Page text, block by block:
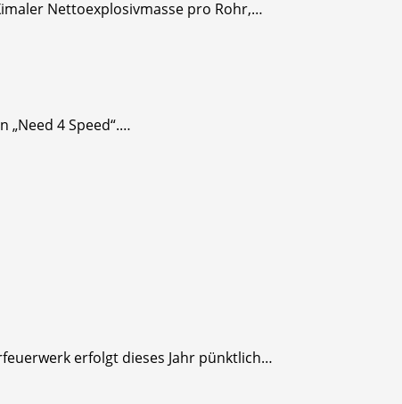
Nettoexplosivmasse pro Rohr,…
„Need 4 Speed“.…
erfolgt dieses Jahr pünktlich…